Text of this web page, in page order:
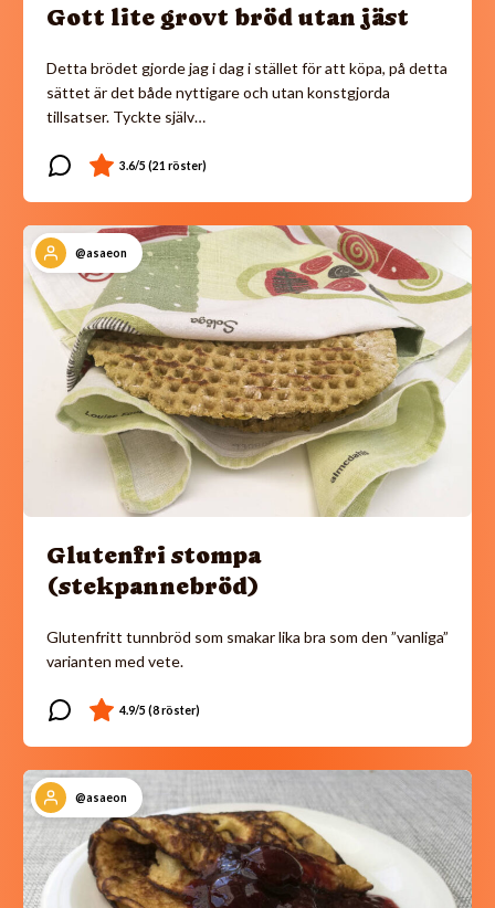
Gott lite grovt bröd utan jäst
Detta brödet gjorde jag i dag i stället för att köpa, på detta
sättet är det både nyttigare och utan konstgjorda
tillsatser. Tyckte själv…
@asaeon
Glutenfri stompa
(stekpannebröd)
Glutenfritt tunnbröd som smakar lika bra som den ”vanliga”
varianten med vete.
@asaeon